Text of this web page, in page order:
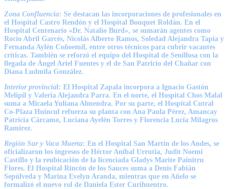
Zona Confluencia: Se destacan las incorporaciones de profesionales en
el Hospital Castro Rendón y el Hospital Bouquet Roldán. En el
Hospital Centenario «Dr. Natalio Burd», se sumarán agentes como
Rocío Abril Garcés, Nicolás Alberto Ramos, Soledad Alejandra Tapia y
Fernanda Aylén Coñoemil, entre otros técnicos para cubrir vacantes
críticas. También se reforzó el equipo del Hospital de Senillosa con la
llegada de Ángel Ariel Fuentes y el de San Patricio del Chañar con
Diana Ludmila González.
Interior provincial: El Hospital Zapala incorpora a Ignacio Gastón
Melipil y Valeria Alejandra Parra. En el norte, el Hospital Chos Malal
suma a Micaela Yuliana Almendra. Por su parte, el Hospital Cutral
Co-Plaza Huincul refuerza su planta con Ana Paula Pérez, Amancay
Patricia Cárcamo, Luciana Ayelén Torres y Florencia Lucía Milagros
Ramírez.
Región Sur y Vaca Muerta: En el Hospital San Martín de los Andes, se
oficializaron los ingresos de Héctor Aníbal Urrutia, Judit Noemí
Castillo y la reubicación de la licenciada Gladys Marite Painitru
Flores. El Hospital Rincón de los Sauces suma a Denis Fabián
Sepúlveda y Marina Evelyn Aranda, mientras que en Añelo se
formalizó el nuevo rol de Daniela Ester Curihuentro.